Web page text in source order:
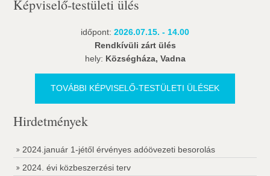
Képviselő-testületi ülés
időpont: 2026.07.15. - 14.00
Rendkívüli zárt ülés
hely: Községháza, Vadna
TOVÁBBI KÉPVISELŐ-TESTÜLETI ÜLÉSEK
Hirdetmények
2024.január 1-jétől érvényes adóövezeti besorolás
2024. évi közbeszerzési terv